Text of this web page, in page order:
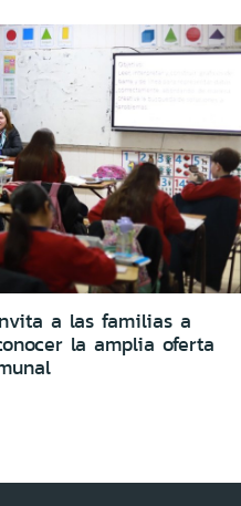
a las familias a
la amplia oferta